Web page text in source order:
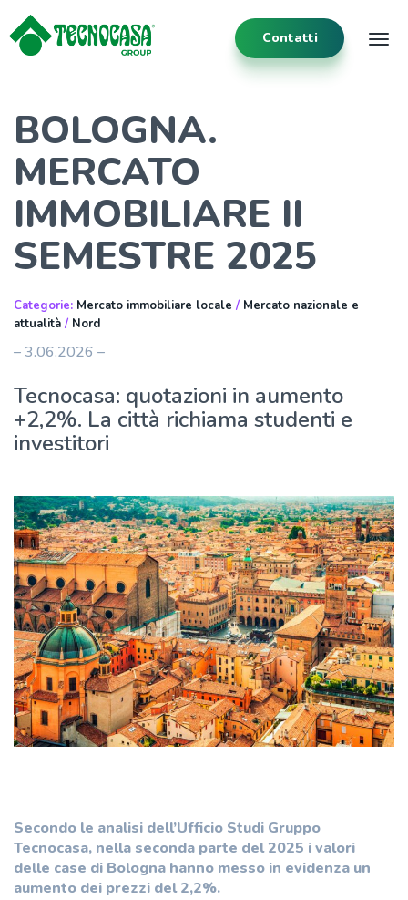
Contatti
BOLOGNA.
MERCATO
IMMOBILIARE II
SEMESTRE 2025
Categorie: Mercato immobiliare locale / Mercato nazionale e
attualità / Nord
– 3.06.2026 –
Tecnocasa: quotazioni in aumento
+2,2%. La città richiama studenti e
investitori
Secondo le analisi dell’Ufficio Studi Gruppo
Tecnocasa, nella seconda parte del 2025 i valori
delle case di Bologna hanno messo in evidenza un
aumento dei prezzi del 2,2%.